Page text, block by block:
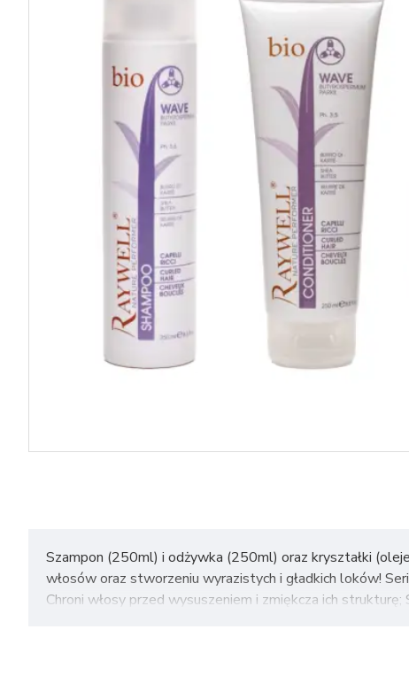
Szampon (250ml) i odżywka (250ml) oraz kryształki
włosów oraz stworzeniu wyrazistych i gładkich loków!
Chroni włosy przed wysuszeniem i zmiękcza ich strukturę;
są odpowiedzialne za odbudowę zniszczonych włosów.